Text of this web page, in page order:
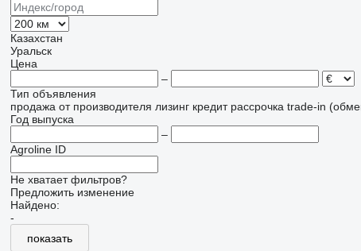
Казахстан
Уральск
Цена
–
Тип объявления
продажа от производителя лизинг кредит рассрочка trade-in
Год выпуска
–
Agroline ID
Не хватает фильтров?
Предложить изменение
Найдено:
-
показать